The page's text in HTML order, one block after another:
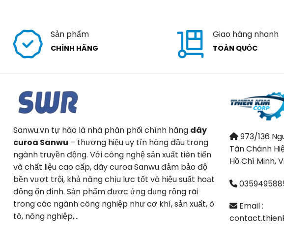
Sản phẩm
CHÍNH HÃNG
Giao hàng nhanh
TOÀN QUỐC
Sanwu.vn tự hào là nhà phân phối chính hãng dây
curoa Sanwu – thương hiệu uy tín hàng đầu trong
ngành truyền động. Với công nghệ sản xuất tiên tiến
và chất liệu cao cấp, dây curoa Sanwu đảm bảo độ
bền vượt trội, khả năng chịu lực tốt và hiệu suất hoạt
động ổn định. Sản phẩm được ứng dụng rộng rãi
trong các ngành công nghiệp như cơ khí, sản xuất, ô
tô, nông nghiệp,…
973/136
Tân Chánh
Hồ Chí Minh,
Email :